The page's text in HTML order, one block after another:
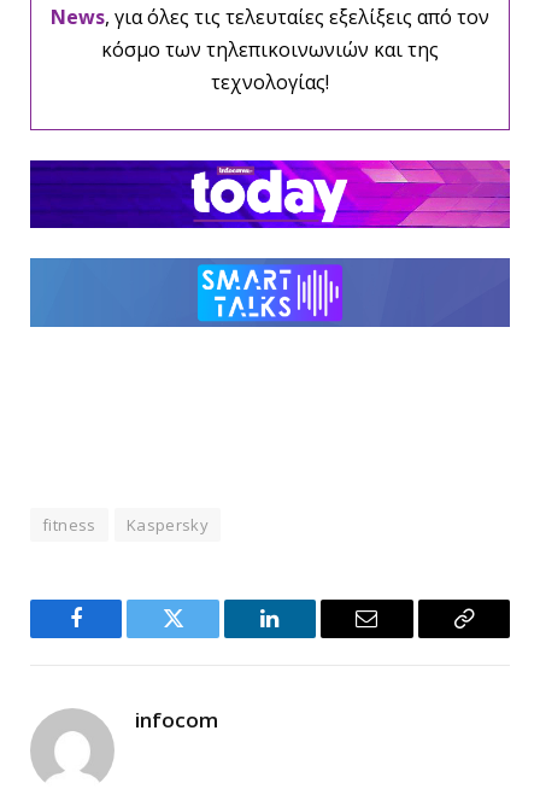
News, για όλες τις τελευταίες εξελίξεις από τον
κόσμο των τηλεπικοινωνιών και της
τεχνολογίας!
fitness Kaspersky
Facebook Twitter LinkedIn Email
Copy
infocom